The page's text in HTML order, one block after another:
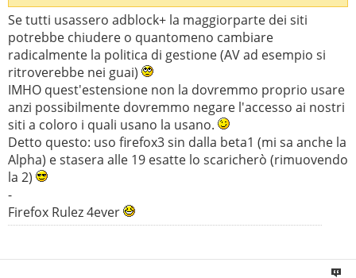
Se tutti usassero adblock+ la maggiorparte dei siti
potrebbe chiudere o quantomeno cambiare
radicalmente la politica di gestione (AV ad esempio si
ritroverebbe nei guai)
IMHO quest'estensione non la dovremmo proprio usare
anzi possibilmente dovremmo negare l'accesso ai nostri
siti a coloro i quali usano la usano.
Detto questo: uso firefox3 sin dalla beta1 (mi sa anche la
Alpha) e stasera alle 19 esatte lo scaricherò (rimuovendo
la 2)
-
Firefox Rulez 4ever